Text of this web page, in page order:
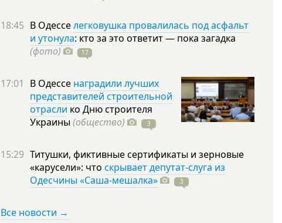
18:45 В Одесселегковушка провалилась под асфальт
и утонула: кто за это ответит — пока загадка
(фото)
17
17:01 В Одессе наградили лучших
представителей строительной
отрасли ко Дню строителя
Украины (общество) 3
15:29 Титушки, фиктивные сертификаты и зерновые
«карусели»: что скрывает депутат-слуга из
Одесчины «Саша-мешалка»
3
Все новости →